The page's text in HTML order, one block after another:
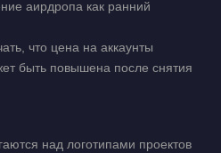
аирдропа как ранний
что цена на аккаунты
быть повышена после снятия
над логотипами проектов